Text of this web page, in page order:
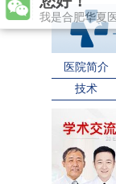
医院简介
技术